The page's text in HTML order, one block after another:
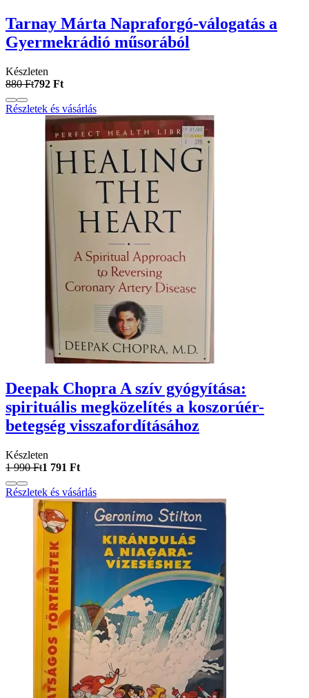
Tarnay Márta Napraforgó-válogatás a
Gyermekrádió műsorából
Készleten
880 Ft792 Ft
Részletek és vásárlás
Deepak Chopra A szív gyógyítása:
spirituális megközelítés a koszorúér-
betegség visszafordításához
Készleten
1 990 Ft1 791 Ft
Részletek és vásárlás